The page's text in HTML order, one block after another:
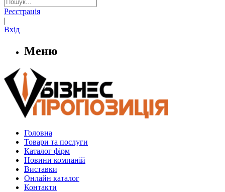
Реєстрація
|
Вхід
Меню
Головна
Товари та послуги
Каталог фірм
Новини компаній
Виставки
Онлайн каталог
Контакти